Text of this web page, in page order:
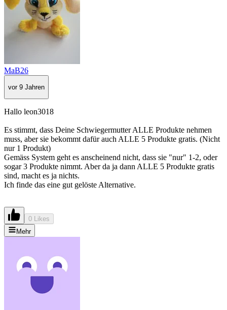
MaB26
vor 9 Jahren
Hallo leon3018
Es stimmt, dass Deine Schwiegermutter ALLE Produkte nehmen
muss, aber sie bekommt dafür auch ALLE 5 Produkte gratis. (Nicht
nur 1 Produkt)
Gemäss System geht es anscheinend nicht, dass sie "nur" 1-2, oder
sogar 3 Produkte nimmt. Aber da ja dann ALLE 5 Produkte gratis
sind, macht es ja nichts.
Ich finde das eine gut gelöste Alternative.
0 Likes
Mehr